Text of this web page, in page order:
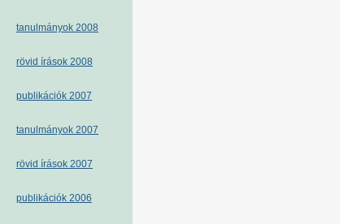
tanulmányok 2008
rövid írások 2008
publikációk 2007
tanulmányok 2007
rövid írások 2007
publikációk 2006